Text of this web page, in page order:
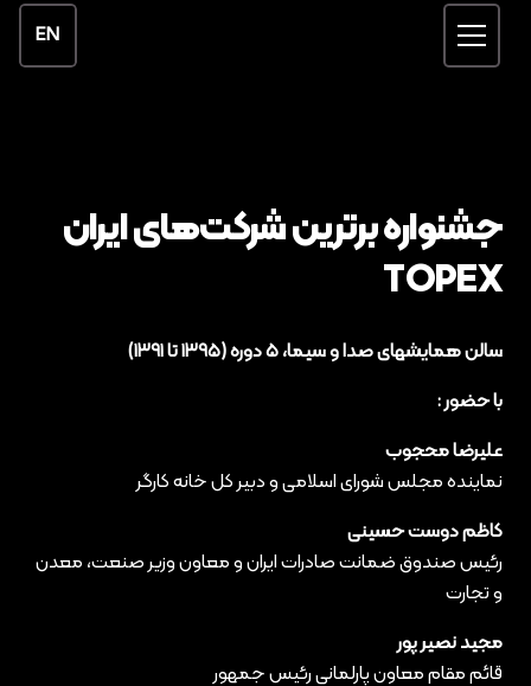
EN
جشنواره برترین شرکت‌های ایران
TOPEX ‌
سالن همایشهای صدا و سیما، ۵ دوره (۱۳۹۵ تا ۱۳۹۱)
با حضور :
علیرضا محجوب
نماینده مجلس شورای اسلامی و دبیر کل خانه کارگر
کاظم دوست حسینی
رئیس صندوق ضمانت صادرات ایران و معاون وزیر صنعت، معدن
و تجارت
مجید نصیر پور
قائم مقام معاون پارلمانی رئیس جمهور